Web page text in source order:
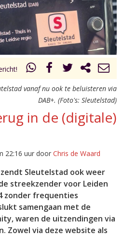
vanaf nu ook te beluisteren via
DAB+. (Foto's: Sleutelstad)
in de (digitale)
22:16 uur door Chris de Waard
zendt Sleutelstad ook weer
streekzender voor Leiden
zonder frequenties
samengaan met de
waren de uitzendingen via
Zowel via deze website als